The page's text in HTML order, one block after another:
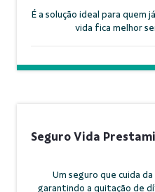
É a solução ideal para quem
vida fica melhor
Seguro Vida
Um seguro que cuida
garantindo a quitação de